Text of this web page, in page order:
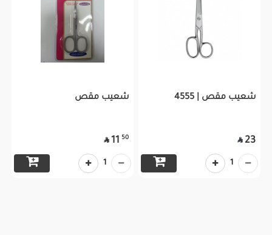
شعيب مقص | 4555
23

1
شعيب مقص
50
11

1